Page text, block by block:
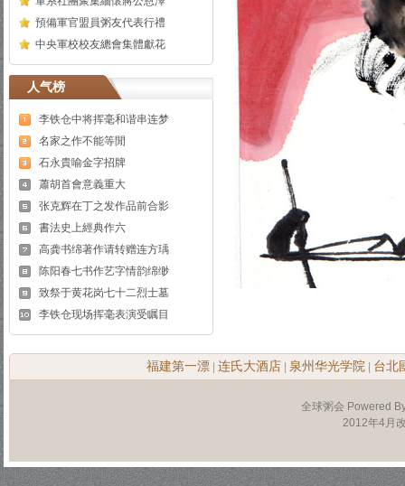
預備軍官盟員粥友代表行禮
中央軍校校友總會集體獻花
人气榜
李铁仓中将挥毫和谐串连梦
名家之作不能等閒
石永貴喻金字招牌
蕭胡首會意義重大
张克辉在丁之发作品前合影
書法史上經典作六
高龚书绵著作请转赠连方瑀
陈阳春七书作艺字情韵绵缈
致祭于黄花岗七十二烈士墓
李铁仓现场挥毫表演受瞩目
福建第一漂 连氏大酒店 泉州华光学院 台北
全球粥会 Powered
2012年4月